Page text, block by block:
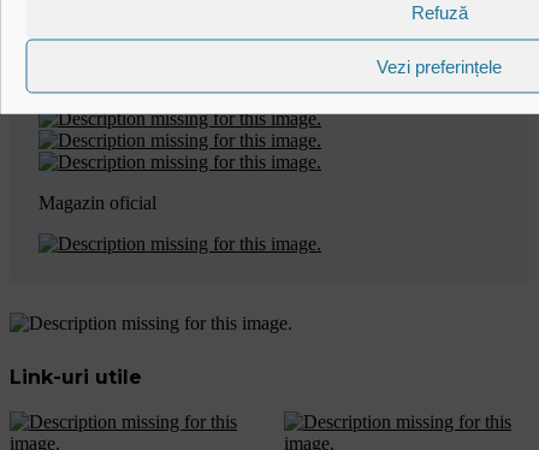
Refuză
Vezi preferințele
Magazin oficial
Link-uri utile